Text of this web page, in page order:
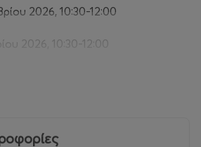
2026, 10:30-12:00
2026, 10:30-12:00
2026, 10:30-12:00
2026, 10:30-12:00